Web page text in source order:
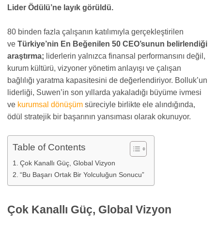
Lider Ödülü’ne layık görüldü.
80 binden fazla çalışanın katılımıyla gerçekleştirilen
ve Türkiye’nin En Beğenilen 50 CEO’sunun belirlendiği
araştırma; liderlerin yalnızca finansal performansını değil,
kurum kültürü, vizyoner yönetim anlayışı ve çalışan
bağlılığı yaratma kapasitesini de değerlendiriyor. Bolluk’un
liderliği, Suwen’in son yıllarda yakaladığı büyüme ivmesi
ve kurumsal dönüşüm süreciyle birlikte ele alındığında,
ödül stratejik bir başarının yansıması olarak okunuyor.
Table of Contents
Çok Kanallı Güç, Global Vizyon
“Bu Başarı Ortak Bir Yolculuğun Sonucu”
Çok Kanallı Güç, Global Vizyon